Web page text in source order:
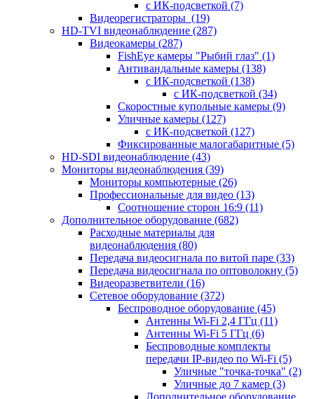
с ИК-подсветкой (7)
Видеорегистраторы (19)
HD-TVI видеонаблюдение (287)
Видеокамеры (287)
FishEye камеры "Рыбий глаз" (1)
Антивандальные камеры (138)
с ИК-подсветкой (138)
с ИК-подсветкой (34)
Скоростные купольные камеры (9)
Уличные камеры (127)
с ИК-подсветкой (127)
Фиксированные малогабаритные (5)
HD-SDI видеонаблюдение (43)
Мониторы видеонаблюдения (39)
Мониторы компьютерные (26)
Профессиональные для видео (13)
Соотношение сторон 16:9 (11)
Дополнительное оборудование (682)
Расходные материалы для
видеонаблюдения (80)
Передача видеосигнала по витой паре (33)
Передача видеосигнала по оптоволокну (5)
Видеоразветвители (16)
Сетевое оборудование (372)
Беспроводное оборудование (45)
Антенны Wi-Fi 2,4 ГГц (11)
Антенны Wi-Fi 5 ГГц (6)
Беспроводные комплекты
передачи IP-видео по Wi-Fi (5)
Уличные "точка-точка" (2)
Уличные до 7 камер (3)
Дополнительное оборудование